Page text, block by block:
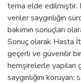
tema elde edilmiştir.
veriler saygınlığın
bakımın sonuçları
Sonuç olarak Hasta
geçerli ve güvenilir
hemşirelerle yapılan
saygınlığını koruyan;